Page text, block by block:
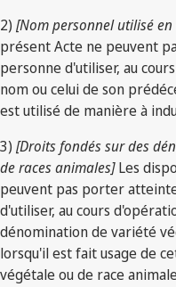
2) [Nom personnel utilisé
présent Acte ne peuvent
personne d'utiliser, au
nom ou celui de son
est utilisé de manière à
3) [Droits fondés sur des
de races animales]Les
peuvent pas porter
d'utiliser, au cours
dénomination de variété
lorsqu'il est fait usage de
végétale ou de race